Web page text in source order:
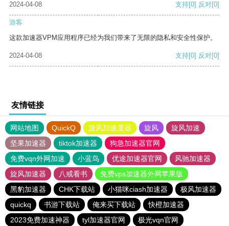
2024-04-08 支持[0] 反对[0]
游客
这款加速器VPM应用程序已经为我们带来了无限的隐私和安全性保护。
2024-04-08 支持[0] 反对[0]
友情链接
网站地图 QuickQ 旋风加速度器 旋风
旋风加速
坚果加速器
tiktok加速器
狗急加速器官网
免费vqn外网加速
小蓝鸟 优途加速器官网
风驰加速器
旋风加速器
八戒看书
免费vps加速器外网苹果版
黑豹加速器
CHK下载站 小猫咪ciash加速器
极风加速器
quickq
书游下载站 俺来买下载站
快橙加速器
2023免费加速神器
tyl加速器官网 极光vqn官网